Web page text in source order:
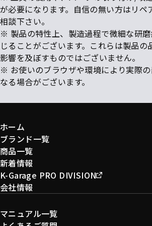
が必要になります。自信の無い方はリペ
相談下さい。
※ 製品の特性上、製造過程で微細な研
じることがございます。これらは製品の
影響を及ぼすものではございません。
※ お使いのブラウザや環境により実際
なる場合がございます。
ホーム
ブランド一覧
商品一覧
新着情報
K-Garage PRO DIVISION
会社情報
マニュアル一覧